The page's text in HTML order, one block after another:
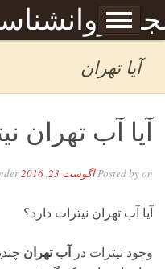
Skip to content
برگه نمونه
آیا تهران
آیا آب تهران
Posted byon آگوست 23, 2016
آیا آب تهران نیترات دارد؟
وجود نیترات در آب تهران